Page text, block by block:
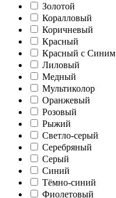
Золотой
Коралловый
Коричневый
Красный
Красный с Синим
Лиловый
Медный
Мультиколор
Оранжевый
Розовый
Рыжий
Светло-серый
Серебряный
Серый
Синий
Тёмно-синий
Фиолетовый